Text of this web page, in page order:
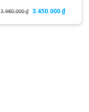
3.980.000₫ 3.450.000 ₫